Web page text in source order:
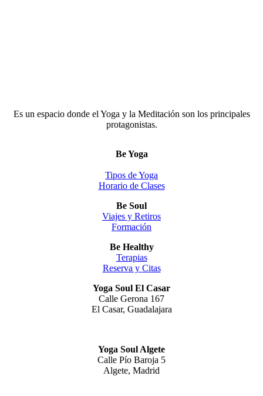
Es un espacio donde el Yoga y la Meditación son los principales
protagonistas.
Be Yoga
Tipos de Yoga
Horario de Clases
Be Soul
Viajes y Retiros
Formación
Be Healthy
Terapias
Reserva y Citas
Yoga Soul El Casar
Calle Gerona 167
El Casar, Guadalajara
Yoga Soul Algete
Calle Pío Baroja 5
Algete, Madrid